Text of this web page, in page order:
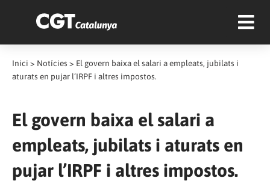
Inici > Notícies > El govern baixa el salari a empleats, jubilats i
aturats en pujar l’IRPF i altres impostos.
El govern baixa el salari a
empleats, jubilats i aturats en
pujar l’IRPF i altres impostos.